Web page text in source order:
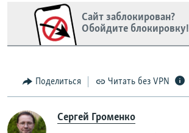
Сайт заблокирован?
Обойдите блокировку!
Поделиться Читать без VPN
Сергей Громенко